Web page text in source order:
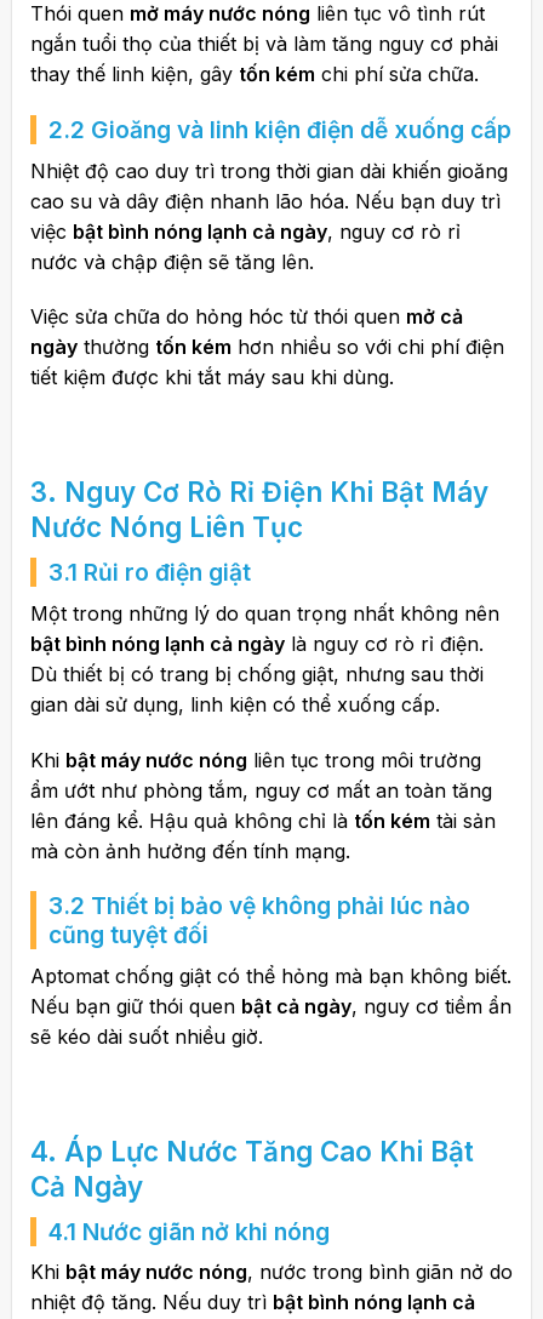
Thói quen mở máy nước nóng liên tục vô tình rút
ngắn tuổi thọ của thiết bị và làm tăng nguy cơ phải
thay thế linh kiện, gây tốn kém chi phí sửa chữa.
2.2 Gioăng và linh kiện điện dễ xuống cấp
Nhiệt độ cao duy trì trong thời gian dài khiến gioăng
cao su và dây điện nhanh lão hóa. Nếu bạn duy trì
việc bật bình nóng lạnh cả ngày, nguy cơ rò rỉ
nước và chập điện sẽ tăng lên.
Việc sửa chữa do hỏng hóc từ thói quen mở cả
ngàythường tốn kém hơn nhiều so với chi phí điện
tiết kiệm được khi tắt máy sau khi dùng.
3. Nguy Cơ Rò Rỉ Điện Khi Bật Máy
Nước Nóng Liên Tục
3.1 Rủi ro điện giật
Một trong những lý do quan trọng nhất không nên
bật bình nóng lạnh cả ngàylà nguy cơ rò rỉ điện.
Dù thiết bị có trang bị chống giật, nhưng sau thời
gian dài sử dụng, linh kiện có thể xuống cấp.
Khi bật máy nước nóng liên tục trong môi trường
ẩm ướt như phòng tắm, nguy cơ mất an toàn tăng
lên đáng kể. Hậu quả không chỉ là tốn kém tài sản
mà còn ảnh hưởng đến tính mạng.
3.2 Thiết bị bảo vệ không phải lúc nào
cũng tuyệt đối
Aptomat chống giật có thể hỏng mà bạn không biết.
Nếu bạn giữ thói quen bật cả ngày, nguy cơ tiềm ẩn
sẽ kéo dài suốt nhiều giờ.
4. Áp Lực Nước Tăng Cao Khi Bật
Cả Ngày
4.1 Nước giãn nở khi nóng
Khi bật máy nước nóng, nước trong bình giãn nở do
nhiệt độ tăng. Nếu duy trì bật bình nóng lạnh cả